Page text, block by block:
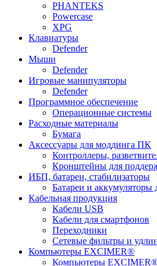
PHANTEKS
Powercase
XPG
Клавиатуры
Defender
Мыши
Defender
Игровые манипуляторы
Defender
Программное обеспечение
Операционные системы
Расходные материалы
Бумага
Аксессуары для моддинга ПК
Контроллеры,
Кронштейны для
ИБП, батареи, стабилизаторы
Батареи и
Кабельная продукция
Кабели USB
Кабели для смартфонов
Переходники
Сетевые фильтры и
Компьютеры EXCIMER®
Компьютеры